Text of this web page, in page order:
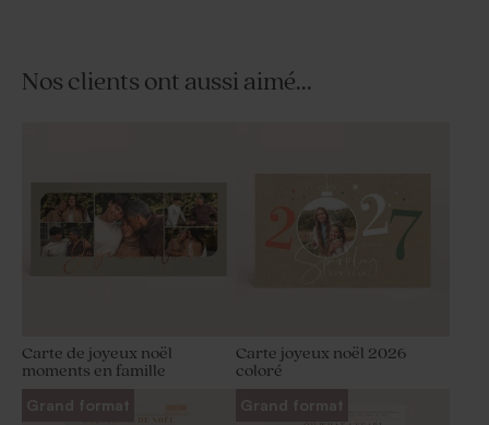
Nos clients ont aussi aimé...
Carte de joyeux noël
moments en famille
Carte joyeux noël 2026
coloré
Grand format
Grand format